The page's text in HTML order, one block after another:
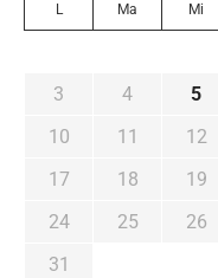
L Ma Mi
3
4 5
10
11 12
17
18 19
24
25 26
31